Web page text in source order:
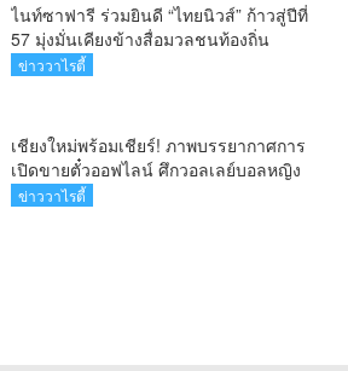
ไนท์ซาฟารี ร่วมยินดี “ไทยนิวส์” ก้าวสู่ปีที่
57 มุ่งมั่นเคียงข้างสื่อมวลชนท้องถิ่น
ข่าววาไรตี้
เชียงใหม่พร้อมเชียร์! ภาพบรรยากาศการ
เปิดขายตั๋วออฟไลน์ ศึกวอลเลย์บอลหญิง
‘BYD DMI 6th SEA V Cup’ 6 ส.ค. นี้ รวม
ข่าววาไรตี้